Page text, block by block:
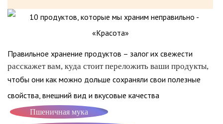
Правильное хранение продуктов – залог их свежести
расскажет вам, куда стоит переложить ваши продукты,
чтобы они как можно дольше сохраняли свои полезные
свойства, внешний вид и вкусовые качества
Пшеничная мука